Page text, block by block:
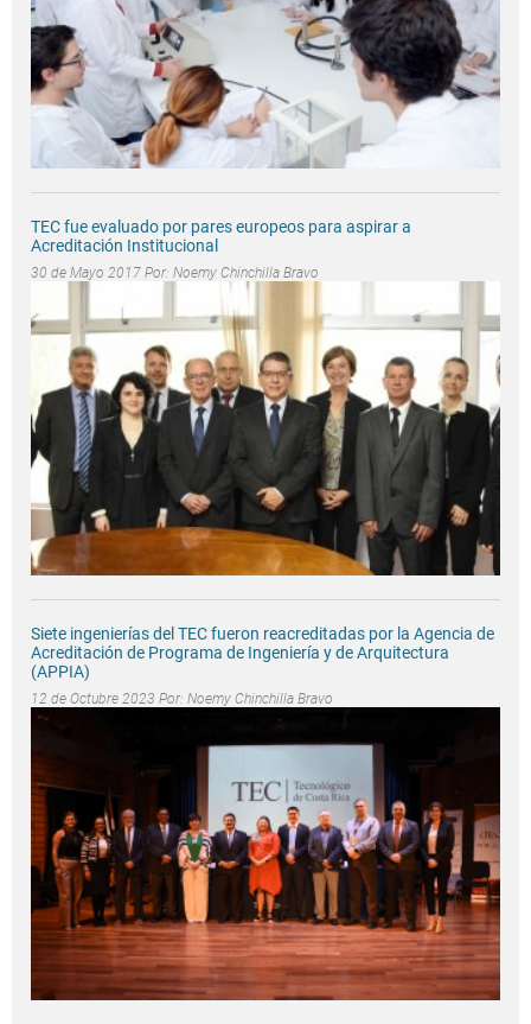
TEC fue evaluado por pares europeos para aspirar a
Acreditación Institucional
30 de Mayo 2017 Por: Noemy Chinchilla Bravo
Siete ingenierías del TEC fueron reacreditadas por la Agencia de
Acreditación de Programa de Ingeniería y de Arquitectura
(APPIA)
12 de Octubre 2023 Por: Noemy Chinchilla Bravo